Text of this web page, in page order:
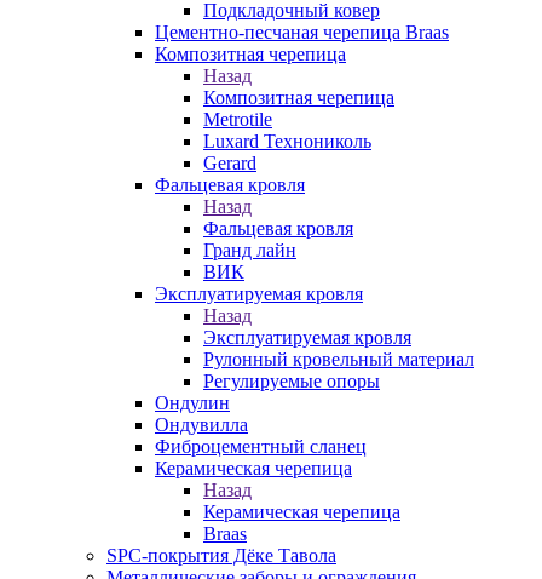
Подкладочный ковер
Цементно-песчаная черепица Braas
Композитная черепица
Назад
Композитная черепица
Metrotile
Luxard Технониколь
Gerard
Фальцевая кровля
Назад
Фальцевая кровля
Гранд лайн
ВИК
Эксплуатируемая кровля
Назад
Эксплуатируемая кровля
Рулонный кровельный материал
Регулируемые опоры
Ондулин
Ондувилла
Фиброцементный сланец
Керамическая черепица
Назад
Керамическая черепица
Braas
SPC-покрытия Дёке Тавола